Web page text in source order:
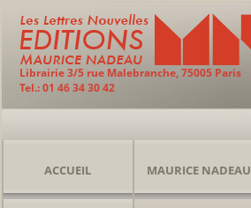
Librairie 3/5 rue Malebranche, 75005 Paris
Tel.: 01 46 34 30 42
ACCUEIL MAURICE NADEAU